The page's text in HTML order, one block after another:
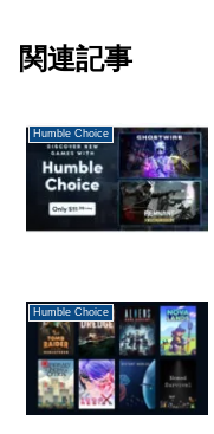
関連記事
Humble Choice
Humble Choice